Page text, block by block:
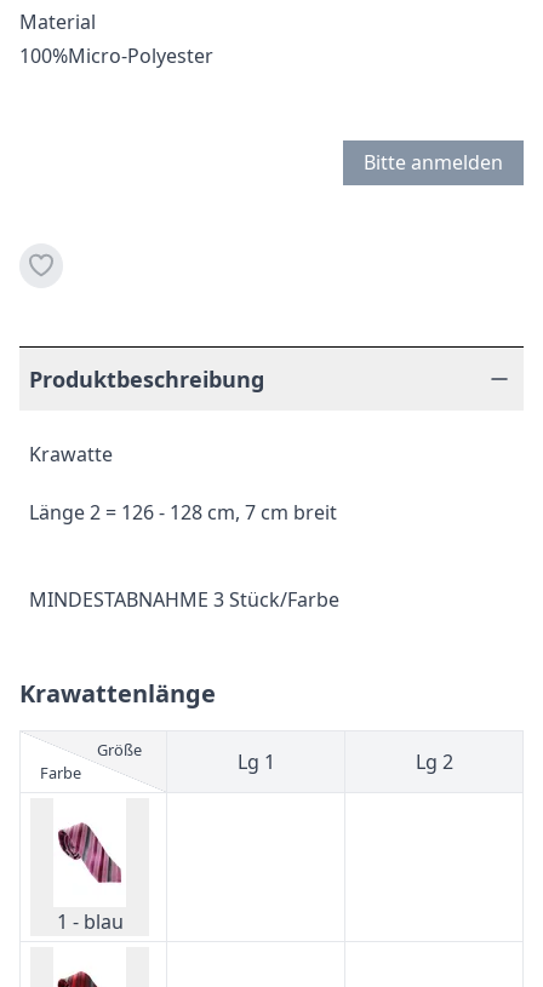
Material
100%Micro-Polyester
Bitte anmelden
Produktbeschreibung
Krawatte
Länge 2 = 126 - 128 cm, 7 cm breit
MINDESTABNAHME 3 Stück/Farbe
Krawattenlänge
Größe
Farbe
Lg 1 Lg 2
1 - blau